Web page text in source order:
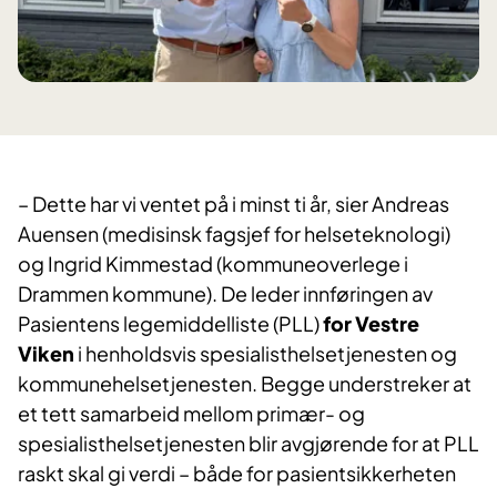
– Dette har vi ventet på i minst ti år, sier Andreas
Auensen (medisinsk fagsjef for helseteknologi)
og Ingrid Kimmestad (kommuneoverlege i
Drammen kommune). De leder innføringen av
Pasientens legemiddelliste (PLL)for Vestre
Viken i henholdsvis spesialisthelsetjenesten og
kommunehelsetjenesten. Begge understreker at
et tett samarbeid mellom primær- og
spesialisthelsetjenesten blir avgjørende for at PLL
raskt skal gi verdi – både for pasientsikkerheten